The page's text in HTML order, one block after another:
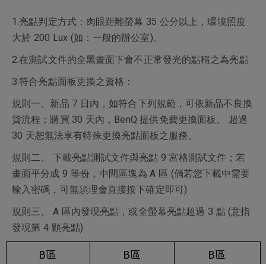
1.亮點判定方式：肉眼距離螢幕 35 公分以上，環境照度
大於 200 Lux (如：一般的辦公室)。
2.在測試文件的全黑畫面下會不正常發光的點稱之為亮點
3.符合亮點面板更換之資格：
規則一、新品 7 日內，如符合下列規範，可依新品不良換
貨流程；購買 30 天內，BenQ 提供免費更換面板。 超過
30 天恕無法享有特殊更換亮點面板之服務。
規則二、 下載亮點測試文件與亮點 9 宮格測試文件；若
畫面平分成 9 等份，中間區塊為 A 區 (倘若您下載中需要
輸入密碼，可無須理會直接按下確定即可)
規則三、 A 區內發現亮點，或全螢幕亮點超過 3 點 (意指
發現第 4 顆亮點)
B區 B區
B區